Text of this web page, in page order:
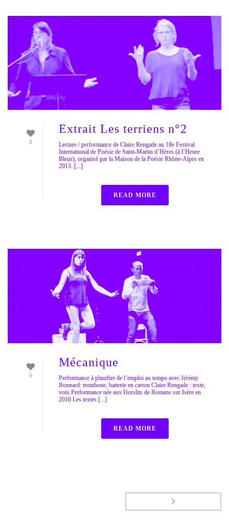
0
Extrait Les terriens n°2
Lecture / performance de Claire Rengade au 18e Festival
International de Poésie de Saint-Martin d’Hères (à l’Heure
Bleue), organisé par la Maison de la Poésie Rhône-Alpes en
2013. [...]
READ MORE
0
Mécanique
Performance à planifier de l’emploi au tempo avec Jérémy
Bonnard: trombone, batterie en carton Claire Rengade : texte,
voix Performance née aux Horslits de Romans sur Isère en
2016 Les textes [...]
READ MORE